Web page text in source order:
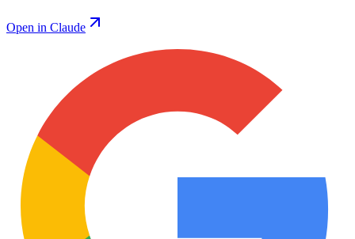
Open in Claude